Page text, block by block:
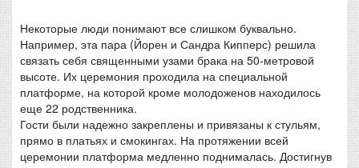
Некоторые люди понимают все слишком буквально.
Например, эта пара (Йорен и Сандра Кипперс) решила
связать себя священными узами брака на 50-метровой
высоте. Их церемония проходила на специальной
платформе, на которой кроме молодоженов находилось
еще 22 родственника.
Гости были надежно закреплены и привязаны к стульям,
прямо в платьях и смокингах. На протяжении всей
церемонии платформа медленно поднималась. Достигнув